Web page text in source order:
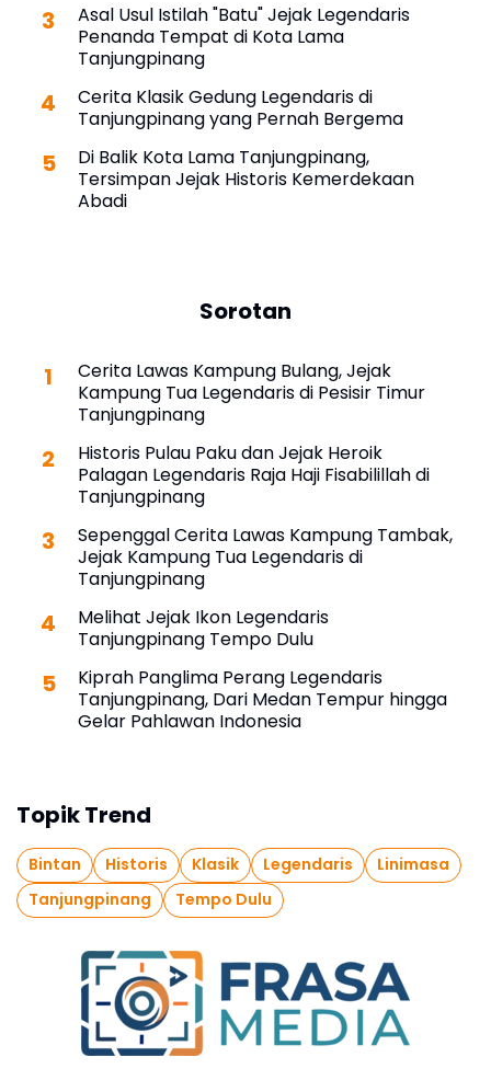
Asal Usul Istilah "Batu" Jejak Legendaris
Penanda Tempat di Kota Lama
Tanjungpinang
Cerita Klasik Gedung Legendaris di
Tanjungpinang yang Pernah Bergema
Di Balik Kota Lama Tanjungpinang,
Tersimpan Jejak Historis Kemerdekaan
Abadi
Sorotan
Cerita Lawas Kampung Bulang, Jejak
Kampung Tua Legendaris di Pesisir Timur
Tanjungpinang
Historis Pulau Paku dan Jejak Heroik
Palagan Legendaris Raja Haji Fisabilillah di
Tanjungpinang
Sepenggal Cerita Lawas Kampung Tambak,
Jejak Kampung Tua Legendaris di
Tanjungpinang
Melihat Jejak Ikon Legendaris
Tanjungpinang Tempo Dulu
Kiprah Panglima Perang Legendaris
Tanjungpinang, Dari Medan Tempur hingga
Gelar Pahlawan Indonesia
Topik Trend
Bintan Historis Klasik Legendaris
Linimasa
Tanjungpinang
Tempo Dulu